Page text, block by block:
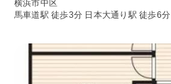
横浜市中区
馬車道駅 徒歩3分 日本大通り駅 徒歩6分